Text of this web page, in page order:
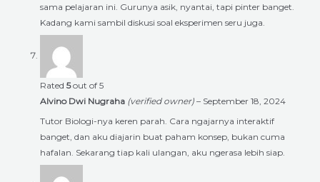
sama pelajaran ini. Gurunya asik, nyantai, tapi pinter banget.
Kadang kami sambil diskusi soal eksperimen seru juga.
Rated 5out of 5
Alvino Dwi Nugraha (verified owner) – September 18, 2024
Tutor Biologi-nya keren parah. Cara ngajarnya interaktif
banget, dan aku diajarin buat paham konsep, bukan cuma
hafalan. Sekarang tiap kali ulangan, aku ngerasa lebih siap.